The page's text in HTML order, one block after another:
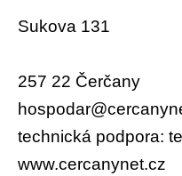
Sukova 131
257 22 Čerčany
technická podpora:
www.cercanynet.cz